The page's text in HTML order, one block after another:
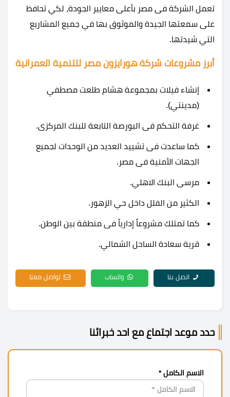
تعمل الشركة فى مصر بأعلى معايير الجودة، لكي تحافظ
على سمعتها الجيدة والموثوق بها في جميع المشاريع
التي شيدتها.
أبرز مشروعات شركة هورايزون مصر للتنمية العمرانية
إنشاء فيلات بمجموعة هشام طلعت مصطفي
(مدينتي).
غرفة التحكم فى البورصة التابعة للبنك المركزى.
كما ساعدت فى تشييد العديد من الوحدات لجميع
الجهات الأمنية فى مصر.
مرسى البنك الاهلي.
الكثير من الفلل داخل حي الزهور.
كما تمتلك مشروعاً إدارياً فى منطقة بين الوطن.
قرية سعادة الساحل الشمالي.
اتصل بنا واتساب تواصل معنا
حدد موعد اجتماع مع احد خبرائنا
الاسم الكامل *